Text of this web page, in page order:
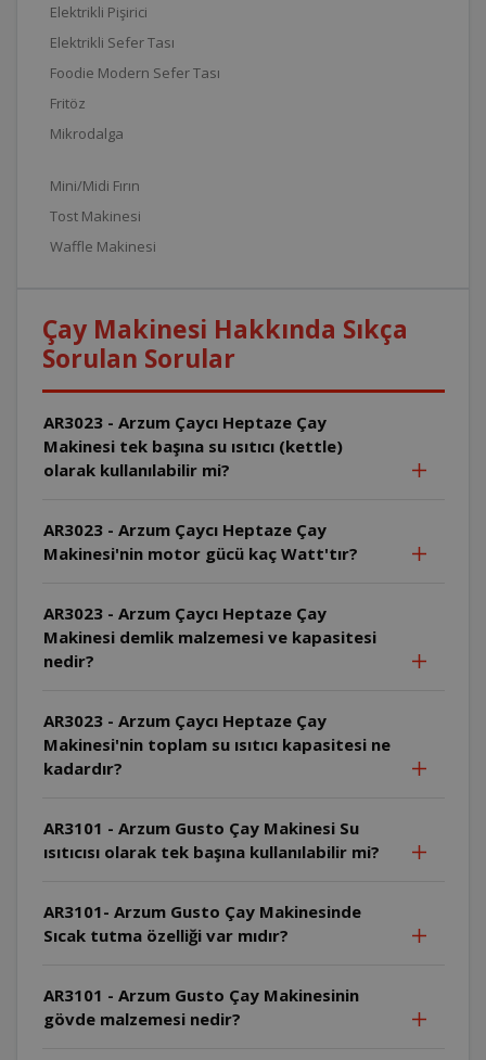
Elektrikli Pişirici
Elektrikli Sefer Tası
Foodie Modern Sefer Tası
Fritöz
Mikrodalga
Mini/Midi Fırın
Tost Makinesi
Waffle Makinesi
Çay Makinesi Hakkında Sıkça
Sorulan Sorular
AR3023 - Arzum Çaycı Heptaze Çay
Makinesi tek başına su ısıtıcı (kettle)
olarak kullanılabilir mi?
AR3023 - Arzum Çaycı Heptaze Çay
Makinesi'nin motor gücü kaç Watt'tır?
AR3023 - Arzum Çaycı Heptaze Çay
Makinesi demlik malzemesi ve kapasitesi
nedir?
AR3023 - Arzum Çaycı Heptaze Çay
Makinesi'nin toplam su ısıtıcı kapasitesi ne
kadardır?
AR3101 - Arzum Gusto Çay Makinesi Su
ısıtıcısı olarak tek başına kullanılabilir mi?
AR3101- Arzum Gusto Çay Makinesinde
Sıcak tutma özelliği var mıdır?
AR3101 - Arzum Gusto Çay Makinesinin
gövde malzemesi nedir?